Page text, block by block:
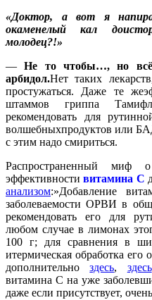
«Доктор, а вот я
окаменелый кал
молодец?!»
—Не то чтобы…, но
арбидол.Нет таких
простужаться. Даже те
штаммов гриппа
рекомендовать для
волшебныхпродуктов или
с этим надо смириться.
Распространенный миф
эффективностивитамина С
анализом:»Добавление
заболеваемости ОРВИ в
рекомендовать его для
любом случае в лимонах
100 г; для сравнения в
итермическая обработка его
дополнительноздесь, здесь
витамина С на уже
даже если присутствует,